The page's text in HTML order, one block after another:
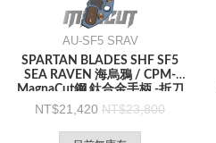
AU-SF5 SRAV
SPARTAN BLADES SHF SF5
SEA RAVEN 海烏鴉 / CPM-
MagnaCut鋼 鈦合金手柄 -折刀
21,420 23,800